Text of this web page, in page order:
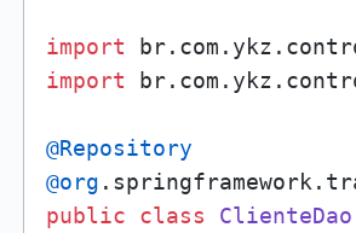
import
import
@Repository
@org
public
class ClienteDao